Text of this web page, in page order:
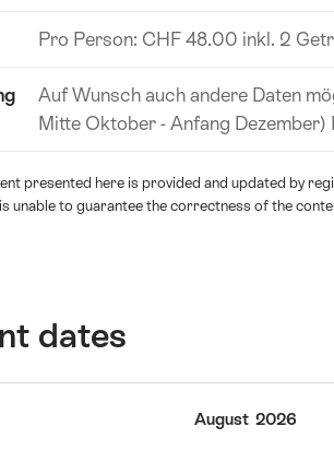
Pro Person: CHF 48.00 inkl. 2
Auf Wunsch auch andere Daten
Mitte Oktober - Anfang
presented here is provided and updated by
unable to guarantee the correctness of the
dates
August 2026